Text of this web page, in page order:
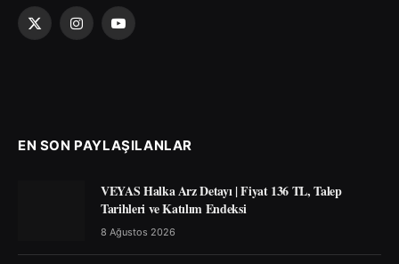
X
InstagramYouTube
EN SON PAYLAŞILANLAR
VEYAS Halka Arz Detayı | Fiyat 136 TL, Talep
Tarihleri ve Katılım Endeksi
8 Ağustos 2026